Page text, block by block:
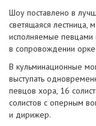
Шоу поставлено в
светящаяся лестница,
исполняемые певцами
в сопровождении
В кульминационные
выступать
певцов хора, 16
солистов с оперным
и дирижер.